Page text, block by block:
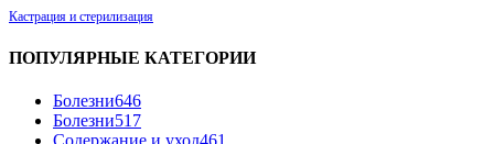
Кастрация и стерилизация
ПОПУЛЯРНЫЕ КАТЕГОРИИ
Болезни646
Болезни517
Содержание и уход461